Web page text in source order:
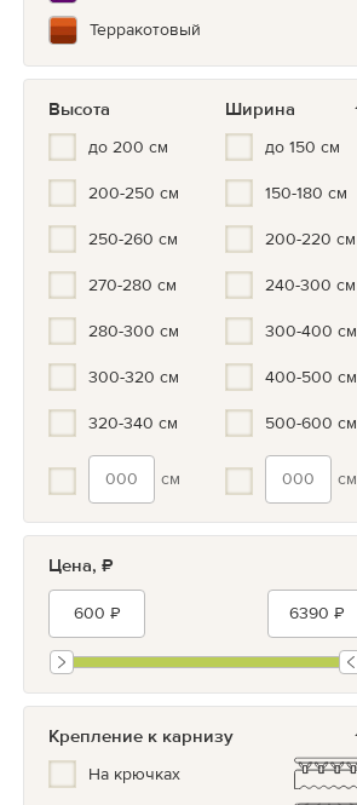
Терракотовый
Коричневый
Зеленый
Бирюзовый
Синий/Голубой
Белый
Серый/черный
Высота Ширина
до 200 см
200-250 см
250-260 см
270-280 см
280-300 см
300-320 см
320-340 см
см
до 150 см
150-180 см
200-220 см
240-300 см
300-400 см
400-500 см
500-600 см
см
Цена, ₽
Крепление к карнизу
На крючках